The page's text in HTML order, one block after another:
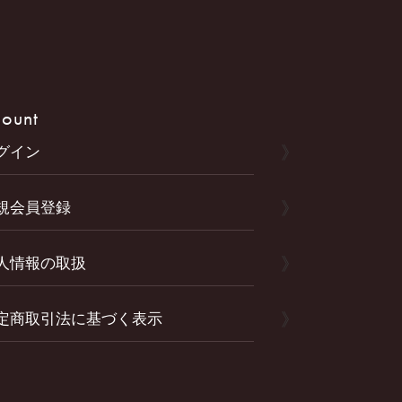
イン
会員登録
情報の取扱
商取引法に基づく表示